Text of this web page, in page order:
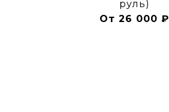
руль)
От 26 000 ₽